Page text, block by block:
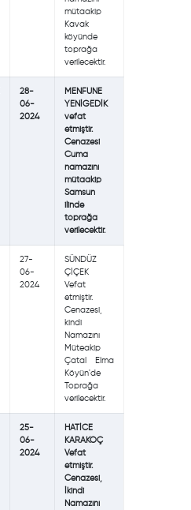
mütaakip
Kavak
köyünde
toprağa
verilecektir.
28-
06-
2024
MENFUNE
YENİGEDİK
vefat
etmiştir.
Cenazesi
Cuma
namazını
mütaakip
Samsun
ilinde
toprağa
verilecektir.
27-
06-
2024
SÜNDÜZ
ÇİÇEK
Vefat
etmiştir.
Cenazesi,
kindi
Namazını
Müteakip
Çatal Elma
Köyün'de
Toprağa
verilecektir.
25-
06-
2024
HATİCE
KARAKOÇ
Vefat
etmiştir.
Cenazesi,
İkindi
Namazını